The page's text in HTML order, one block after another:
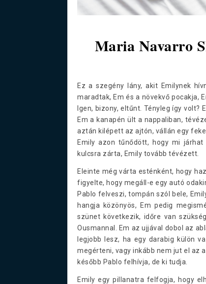
Maria Navarro
Ez a szegény lány, akit Emilynek
maradtak, Em és a növekvő pocakja,
Igen, bizony, eltűnt. Tényleg így
Em a kanapén ült a nappaliban,
aztán kilépett az ajtón, vállán egy
Emily azon tűnődött, hogy mi
kulcsra zárta, Emily tovább tévézett.
Eleinte még várta esténként, hogy
figyelte, hogy megáll-e egy autó
Pablo felveszi, tompán szól bele,
hangja közönyös, Em pedig
szünet következik, időre van
Ousmannal. Em az ujjával dobol az
legjobb lesz, ha egy darabig külön
megérteni, vagy inkább nem jut el az
később Pablo felhívja, de ki tudja.
Emily egy pillanatra felfogja, hogy